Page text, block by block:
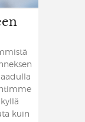
kuin